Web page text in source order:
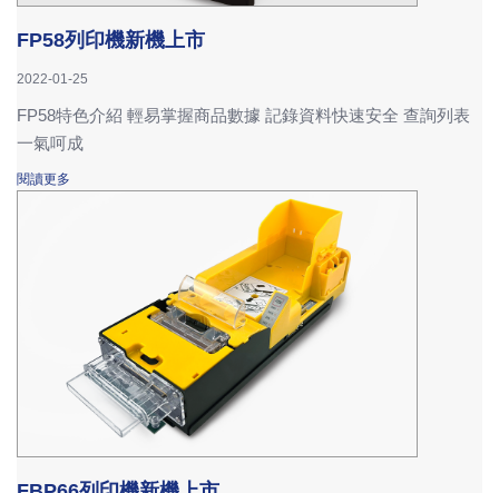
FP58列印機新機上市
2022-01-25
FP58特色介紹 輕易掌握商品數據 記錄資料快速安全 查詢列表
一氣呵成
閱讀更多